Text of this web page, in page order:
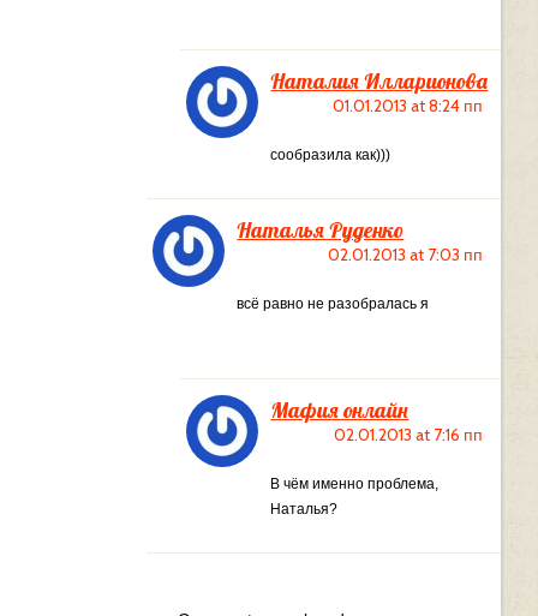
Наталия Илларионова
01.01.2013 at 8:24 пп
сообразила как)))
Наталья Руденко
02.01.2013 at 7:03 пп
всё равно не разобралась я
Мафия онлайн
02.01.2013 at 7:16 пп
В чём именно проблема,
Наталья?